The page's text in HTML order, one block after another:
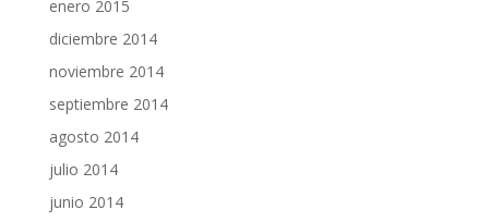
enero 2015
diciembre 2014
noviembre 2014
septiembre 2014
agosto 2014
julio 2014
junio 2014